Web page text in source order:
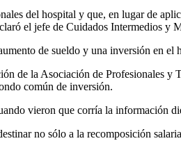
del hospital y que, en lugar de
el jefe de Cuidados Intermedios y
de sueldo y una inversión en
de la Asociación de Profesionales
común de inversión.
vieron que corría la información
no sólo a la recomposición